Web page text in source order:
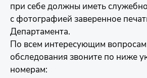
при себе должны иметь
с фотографией заверенное
Департамента.
По всем интересующим вопросам
обследования звоните по ниже
номерам: